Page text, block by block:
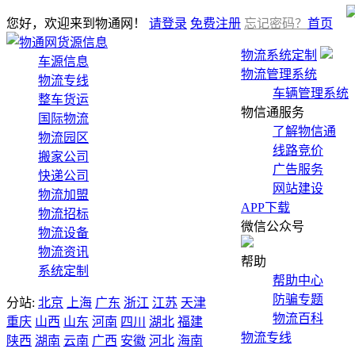
您好，欢迎来到物通网！ 请登录 免费注册 忘记密码？
物流系统定制
物流管理系统
车辆管理系统
物信通服务
了解物信通
线路竞价
广告服务
网站建设
APP下载
微信公众号
帮助
帮助中心
防骗专题
物流百科
物流专线
首页
货源信息
车源信息
物流专线
整车货运
国际物流
物流园区
搬家公司
快递公司
物流加盟
物流招标
物流设备
物流资讯
系统定制
分站: 北京 上海 广东 浙江 江苏 天津
重庆 山西 山东 河南 四川 湖北 福建
陕西 湖南 云南 广西 安徽 河北 海南